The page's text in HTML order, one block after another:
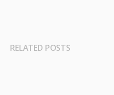
RELATED POSTS